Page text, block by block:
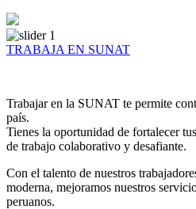
TRABAJA EN SUNAT
Trabajar en la SUNAT te permite
país.
Tienes la oportunidad de fortalecer
de trabajo colaborativo y desafiante.
Con el talento de nuestros
moderna, mejoramos nuestros
peruanos.